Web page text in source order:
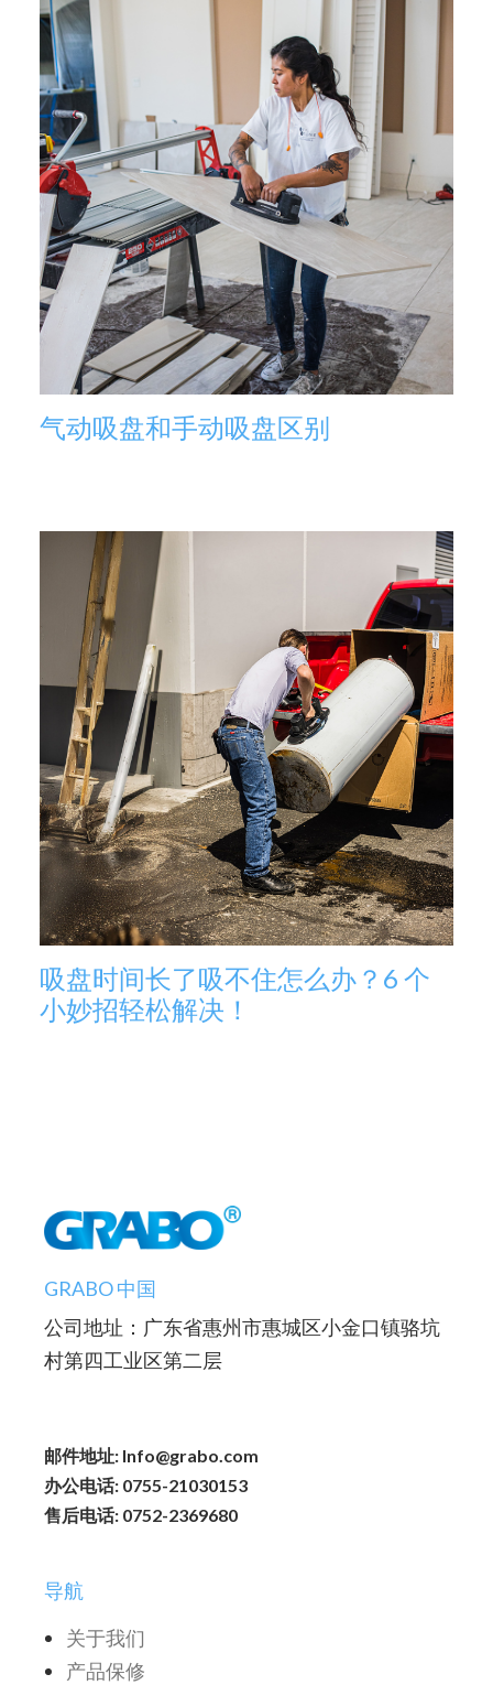
气动吸盘和手动吸盘区别
吸盘时间长了吸不住怎么办？6 个
小妙招轻松解决！​
GRABO 中国
公司地址：广东省惠州市惠城区小金口镇骆坑
村第四工业区第二层
邮件地址: Info@grabo.com
办公电话: 0755-21030153
售后电话: 0752-2369680
导航
关于我们
产品保修